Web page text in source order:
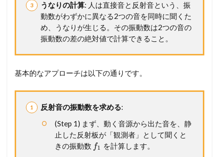
うなりの計算: 人は直接音と反射音という、振
動数がわずかに異なる2つの音を同時に聞くた
め、うなりが生じる。その振動数は2つの音の
振動数の差の絶対値で計算できること。
基本的なアプローチは以下の通りです。
反射音の振動数を求める:
(Step 1) まず、動く音源から出た音を、静
止した反射板が「観測者」として聞くと
きの振動数 f1 を計算します。